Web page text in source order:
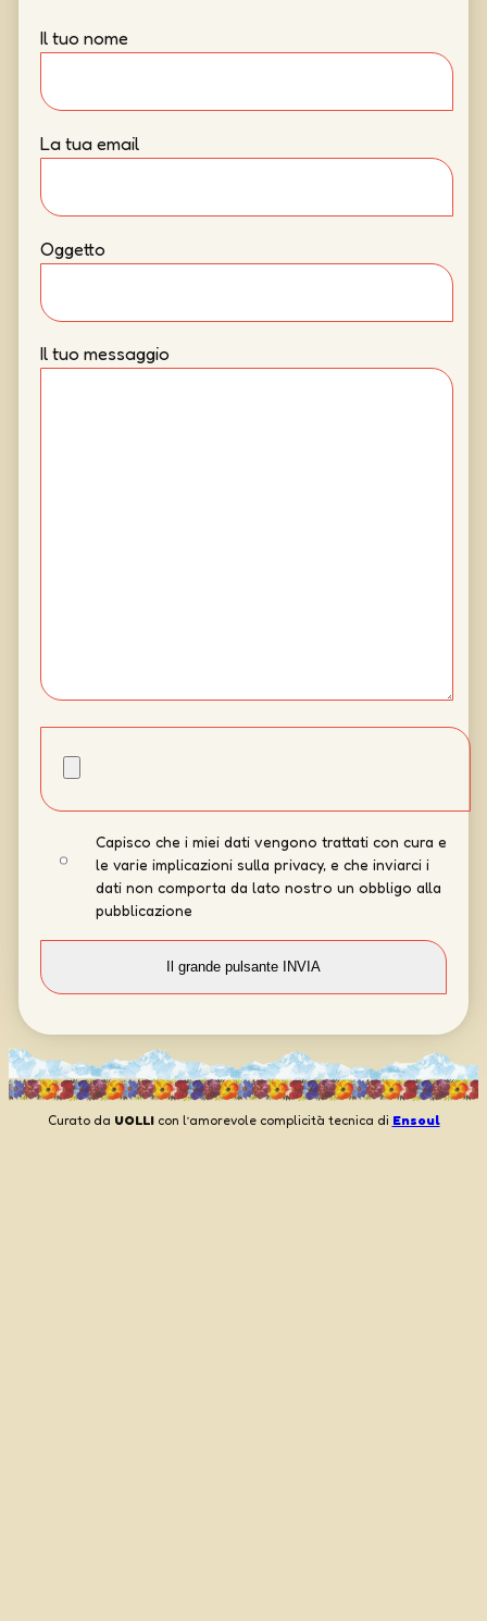
Il tuo nome
La tua email
Oggetto
Il tuo messaggio
Capisco che i miei dati vengono trattati con cura e
le varie implicazioni sulla privacy, e che inviarci i
dati non comporta da lato nostro un obbligo alla
pubblicazione
Curato da UOLLIcon l’amorevole complicità tecnica di Ensoul